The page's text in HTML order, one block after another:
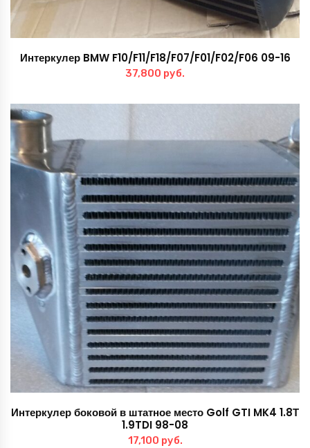
Интеркулер BMW F10/F11/F18/F07/F01/F02/F06 09-16
37,800 руб.
Интеркулер боковой в штатное место Golf GTI MK4 1.8Т
1.9TDI 98-08
17,100 руб.